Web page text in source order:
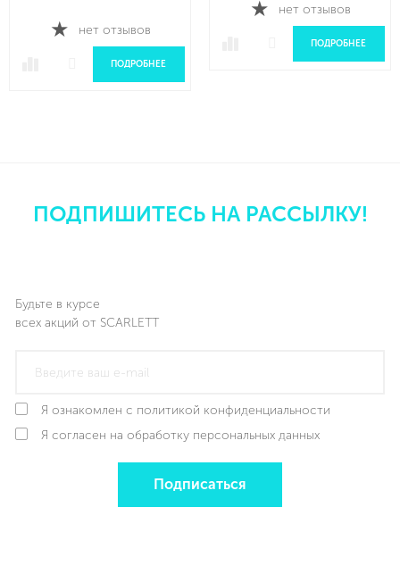
нет отзывов
ПОДРОБНЕЕ
нет отзывов
ПОДРОБНЕЕ
ПОДПИШИТЕСЬ НА РАССЫЛКУ!
Будьте в курсе
всех акций от SCARLETT
Я ознакомлен с политикой конфиденциальности
Я согласен на обработку персональных данных
Подписаться